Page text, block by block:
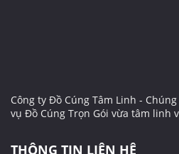
Công ty Đồ Cúng Tâm Linh -
vụ Đồ Cúng Trọn Gói vừa tâm linh
THÔNG TIN LIÊN HỆ